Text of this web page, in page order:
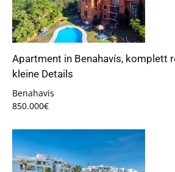
Apartment in Benahavís, komplett
kleine Details
Benahavís
850.000€